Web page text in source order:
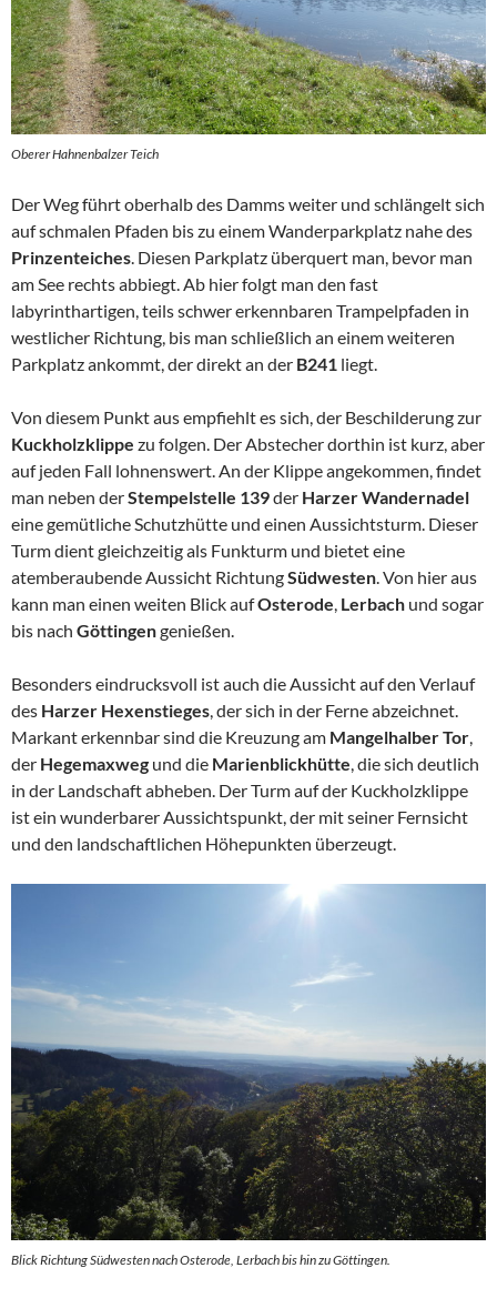
Oberer Hahnenbalzer Teich
Der Weg führt oberhalb des Damms weiter und schlängelt sich
auf schmalen Pfaden bis zu einem Wanderparkplatz nahe des
Prinzenteiches. Diesen Parkplatz überquert man, bevor man
am See rechts abbiegt. Ab hier folgt man den fast
labyrinthartigen, teils schwer erkennbaren Trampelpfaden in
westlicher Richtung, bis man schließlich an einem weiteren
Parkplatz ankommt, der direkt an der B241 liegt.
Von diesem Punkt aus empfiehlt es sich, der Beschilderung zur
Kuckholzklippe zu folgen. Der Abstecher dorthin ist kurz, aber
auf jeden Fall lohnenswert. An der Klippe angekommen, findet
man neben derStempelstelle 139der Harzer Wandernadel
eine gemütliche Schutzhütte und einen Aussichtsturm. Dieser
Turm dient gleichzeitig als Funkturm und bietet eine
atemberaubende Aussicht RichtungSüdwesten. Von hier aus
kann man einen weiten Blick aufOsterode, Lerbach und sogar
bis nach Göttingengenießen.
Besonders eindrucksvoll ist auch die Aussicht auf den Verlauf
des Harzer Hexenstieges, der sich in der Ferne abzeichnet.
Markant erkennbar sind die Kreuzung am Mangelhalber Tor,
der Hegemaxweg und die Marienblickhütte, die sich deutlich
in der Landschaft abheben. Der Turm auf der Kuckholzklippe
ist ein wunderbarer Aussichtspunkt, der mit seiner Fernsicht
und den landschaftlichen Höhepunkten überzeugt.
Blick Richtung Südwesten nach Osterode, Lerbach bis hin zu Göttingen.